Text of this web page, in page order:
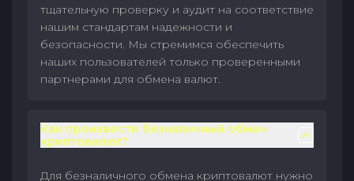
тщательную проверку и аудит на соответствие
нашим стандартам надежности и
безопасности. Мы стремимся обеспечить
наших пользователей только проверенными
партнерами для обмена валют.
Как произвести безналичный обмен
криптовалют?
Для безналичного обмена криптовалют нужно